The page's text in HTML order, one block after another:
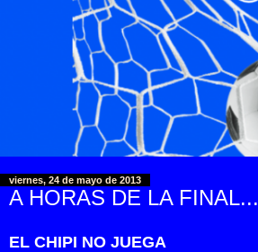
viernes, 24 de mayo de 2013
A HORAS DE LA FINAL...
EL CHIPI NO JUEGA